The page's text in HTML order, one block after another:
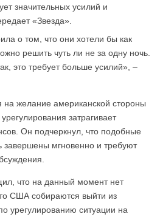
значительных усилий и
«Звезда».
о том, что они хотели бы как
решить чуть ли не за одну ночь.
это требует больше усилий», –
на желание американской стороны
затрагивает
Он подчеркнул, что подобные
завершены мгновенно и требуют
что на данный момент нет
США собираются выйти из
урегулированию ситуации на